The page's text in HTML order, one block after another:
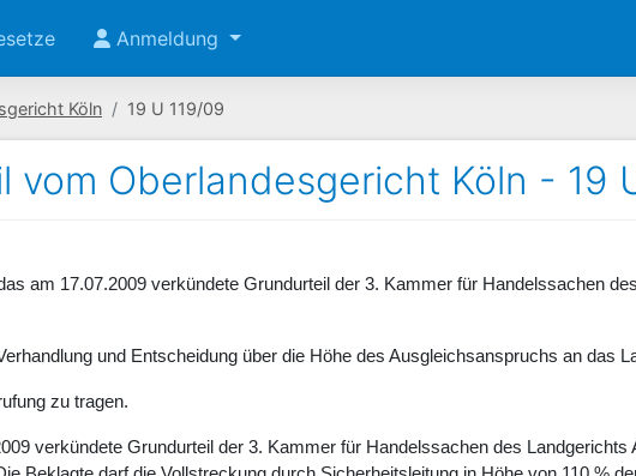
Anmeldung
Köln 19 U 119/09
vom Oberlandesgericht Köln - 19
am 17.07.2009 verkündete Grundurteil der 3. Kammer für Handelssachen
und Entscheidung über die Höhe des Ausgleichsanspruchs an das
zu tragen.
verkündete Grundurteil der 3. Kammer für Handelssachen des Landgerichts